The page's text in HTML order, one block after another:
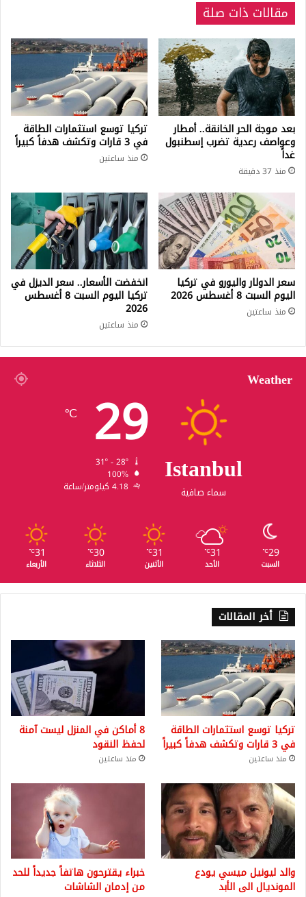
مقالات ذات صلة
بعد موجة الحر الخانقة.. أمطار
وعواصف رعدية تضرب إسطنبول
غداً
منذ 37 دقيقة
تركيا توسع استثمارات الطاقة
في 3 قارات وتكشف هدفاً كبيراً
منذ ساعتين
سعر الدولار واليورو في تركيا
اليوم السبت 8 أغسطس 2026
منذ ساعتين
انخفضت الأسعار.. سعر الديزل في
تركيا اليوم السبت 8 أغسطس
2026
منذ ساعتين
Weather
Istanbul
سماء صافية
29
℃
100%
4.18 كيلومتر/ساعة
29
℃
السبت
31
℃
الأحد
31
℃
الأثنين
30
℃
الثلاثاء
31
℃
الأربعاء
أخر المقالات
تركيا توسع استثمارات الطاقة
في 3 قارات وتكشف هدفاً كبيراً
منذ ساعتين
8 أماكن في المنزل ليست آمنة
لحفظ النقود
منذ ساعتين
والد ليونيل ميسي يودع
المونديال الى الأبد
خبراء يقترحون هاتفاً جديداً للحد
من إدمان الشاشات